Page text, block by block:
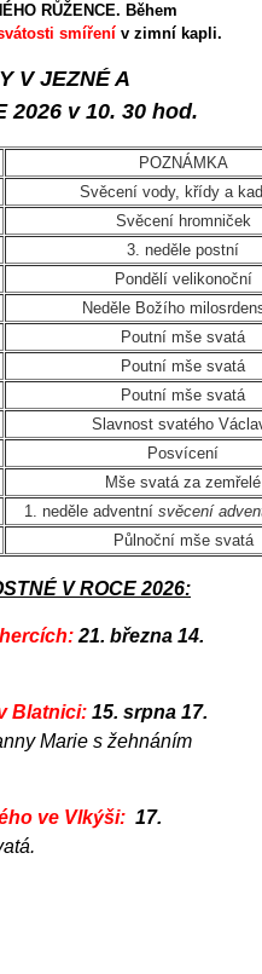
RŮŽENCE. Během
smíření v zimní kapli.
V JEZNÉ A
2026 v 10. 30 hod.
POZNÁMKA
Svěcení vody, křídy a
Svěcení hromniček
3. neděle postní
Pondělí velikonoční
Neděle Božího
Poutní mše svatá
Poutní mše svatá
Poutní mše svatá
Slavnost svatého
Posvícení
Mše svatá za zemřelé
1. neděle adventní svěcení
Půlnoční mše svatá
V ROCE 2026:
21. března 14.
Blatnici: 15. srpna 17.
Marie s žehnáním
ve Vlkýši: 17.